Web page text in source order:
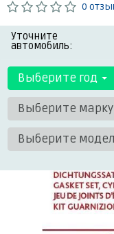
0
Уточните
автомобиль:
Выберите год
Выберите марку
Выберите